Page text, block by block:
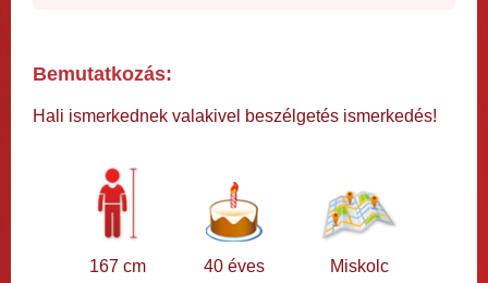
Bemutatkozás:
Hali ismerkednek valakivel beszélgetés ismerkedés!
167 cm 40 éves Miskolc